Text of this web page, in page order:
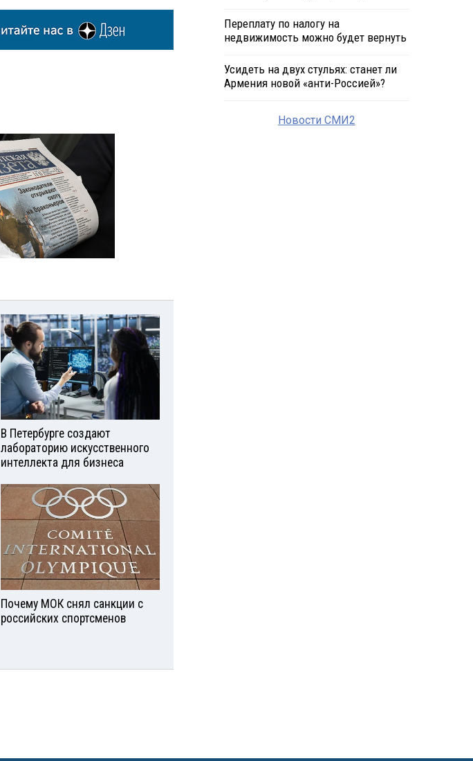
В Петербурге создают
лабораторию искусственного
интеллекта для бизнеса
Почему МОК снял санкции с
российских спортсменов
Переплату по налогу на
недвижимость можно будет вернуть
Усидеть на двух стульях: станет ли
Армения новой «анти-Россией»?
Новости СМИ2